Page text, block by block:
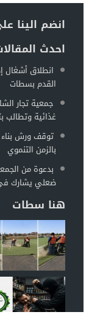
انضم الينا
احدث
انطلاق أشغال
القدم بسطات
جمعية تجار
غذائية وتطالب
توقف ورش
بالزمن التنموي
بدعوة من
ضعلي يشارك
هنا سطات